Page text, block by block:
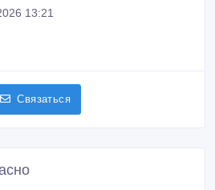
13:21
Связаться